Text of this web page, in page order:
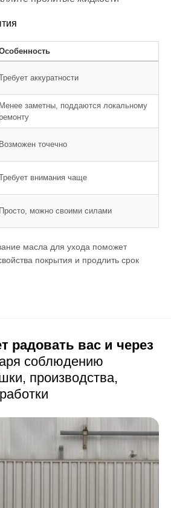
аккуратности
Менее заметны, поддаются локальному
Возможен точечно
внимания чаще
Просто, можно своими силами
масла для ухода поможет
покрытия и продлить срок
радовать вас и через
соблюдению
производства,